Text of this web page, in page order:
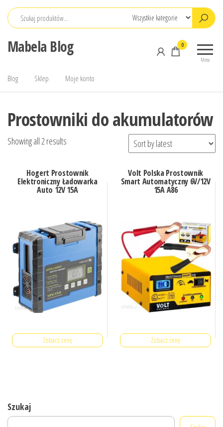
Przejdź
Mabela Blog
Menu
0
Blog Sklep Moje konto
Prostowniki do akumulatorów
Showing all 2 results
Hogert Prostownik
Elektroniczny Ładowarka
Auto 12V 15A
Zobacz cenę
Volt Polska Prostownik
Smart Automatyczny 6V/12V
15A A86
Zobacz cenę
Szukaj